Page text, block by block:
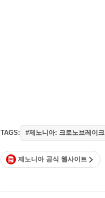
TAGS: #제노니아: 크로노브레이크
제노니아 공식 웹사이트